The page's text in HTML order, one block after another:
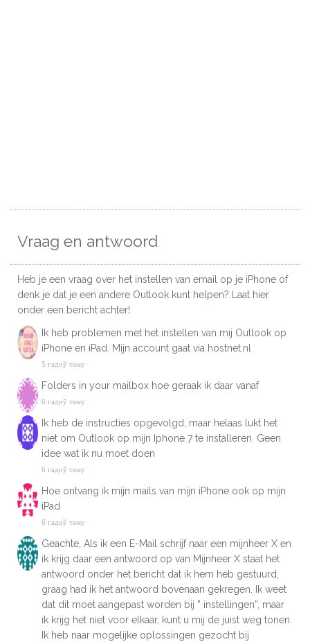
Vraag en antwoord
Heb je een vraag over het instellen van email op je iPhone of
denk je dat je een andere Outlook kunt helpen? Laat hier
onder een bericht achter!
Ik heb problemen met het instellen van mij Outlook op
iPhone en iPad. Mijn account gaat via hostnet.nl
5 гадоў таму
Folders in your mailbox hoe geraak ik daar vanaf
6 гадоў таму
Ik heb de instructies opgevolgd, maar helaas lukt het
niet om Outlook op mijn Iphone 7 te installeren. Geen
idee wat ik nu moet doen
6 гадоў таму
Hoe ontvang ik mijn mails van mijn iPhone ook op mijn
iPad
6 гадоў таму
Geachte, Als ik een E-Mail schrijf naar een mijnheer X en
ik krijg daar een antwoord op van Mijnheer X staat het
antwoord onder het bericht dat ik hem heb gestuurd,
graag had ik het antwoord bovenaan gekregen. Ik weet
dat dit moet aangepast worden bij ” instellingen”, maar
ik krijg het niet voor elkaar, kunt u mij de juist weg tonen.
Ik heb naar mogelijke oplossingen gezocht bij